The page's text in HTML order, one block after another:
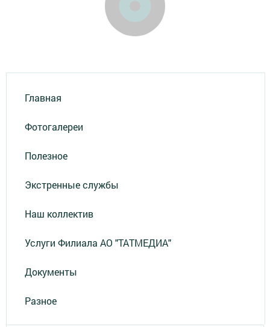
Главная
Фотогалереи
Полезное
Экстренные службы
Наш коллектив
Услуги Филиала АО "ТАТМЕДИА"
Документы
Разное